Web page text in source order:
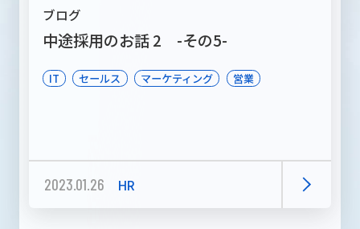
ブログ
中途採用のお話 2 -その5-
IT セールス マーケティング 営業
2023.01.26 HR